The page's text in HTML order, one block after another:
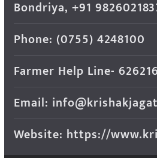
Bondriya, +91
Phone: (0755) 4248100
Farmer Help Line-
Email:
Website: https://